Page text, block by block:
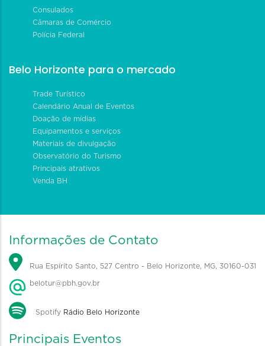
Consulados
Câmaras de Comércio
Polícia Federal
Belo Horizonte para o mercado
Trade Turístico
Calendário Anual de Eventos
Doação de mídias
Equipamentos e serviços
Materiais de divulgação
Observatório do Turismo
Principais atrativos
Venda BH
Informações de Contato
Rua Espírito Santo, 527 Centro - Belo Horizonte, MG, 30160-031
belotur@pbh.gov.br
Spotify Rádio Belo Horizonte
Principais Eventos